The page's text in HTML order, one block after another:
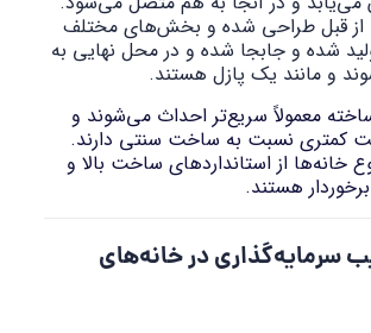
از قبل طراحی شده و بخش‌های مختلف
شده و جابجا شده و در محل نهایی به
و مانند یک پازل هستند.
معمولاً سریع‌تر احداث می‌شوند و
کمتری نسبت به ساخت سنتی دارند.
خانه‌ها از استانداردهای ساخت بالا و
هستند.
سرمایه‌گذاری در خانه‌های